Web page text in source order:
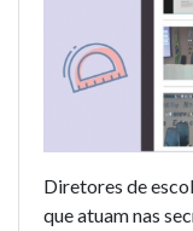
Diretores de
que atuam nas